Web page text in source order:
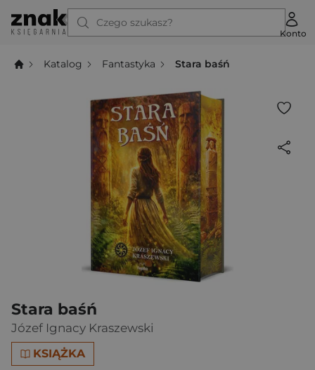
Czego szukasz?
Konto
Katalog Fantastyka Stara baśń
Stara baśń
Józef Ignacy Kraszewski
KSIĄŻKA